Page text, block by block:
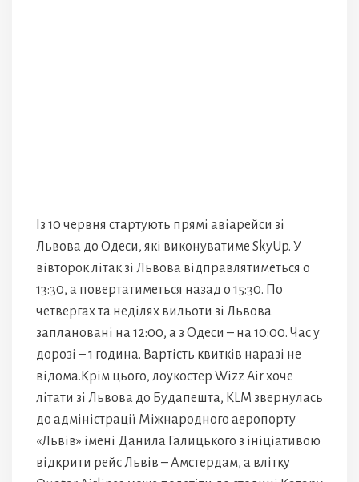
Із 10 червня стартують прямі авіарейси зі
Львова до Одеси, які виконуватиме SkyUp. У
вівторок літак зі Львова відправлятиметься о
13:30, а повертатиметься назад о 15:30. По
четвергах та неділях вильоти зі Львова
заплановані на 12:00, а з Одеси – на 10:00. Час у
дорозі – 1 година. Вартість квитків наразі не
відома.Крім цього, лоукостер Wizz Air хоче
літати зі Львова до Будапешта, KLM звернулась
до адміністрації Міжнародного аеропорту
«Львів» імені Данила Галицького з ініціативою
відкрити рейс Львів – Амстердам, а влітку